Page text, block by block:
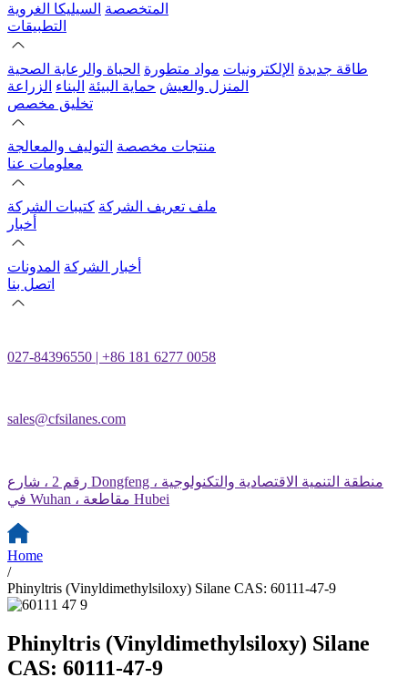
المتخصصة السيليكا الغروية
التطبيقات
طاقة جديدة الإلكترونيات مواد متطورة الحياة والرعاية الصحية
المنزل والعيش حماية البيئة البناء الزراعة
تخليق مخصص
منتجات مخصصة التوليف والمعالجة
معلومات عنا
ملف تعريف الشركة كتيبات الشركة
أخبار
أخبار الشركة المدونات
اتصل بنا
027-84396550 | +86 181 6277 0058
sales@cfsilanes.com
رقم 2 ، شارع Dongfeng ، منطقة التنمية الاقتصادية والتكنولوجية
في Wuhan ، مقاطعة Hubei
Home
/
Phinyltris (Vinyldimethylsiloxy) Silane CAS: 60111-47-9
Phinyltris (Vinyldimethylsiloxy) Silane
CAS: 60111-47-9